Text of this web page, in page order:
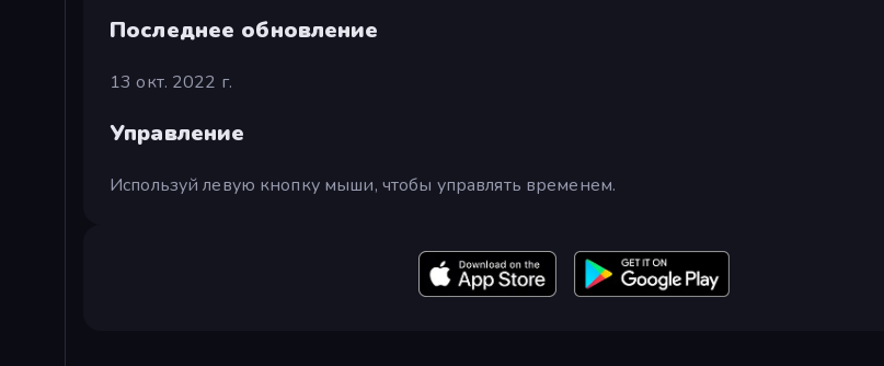
Последнее обновление
13 окт. 2022 г.
Управление
Используй левую кнопку мыши, чтобы управлять временем.